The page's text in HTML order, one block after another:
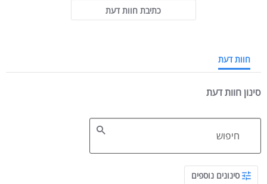
כתיבת חוות דעת
חוות דעת
סינון חוות דעת
Search Reviews
סינונים נוספים